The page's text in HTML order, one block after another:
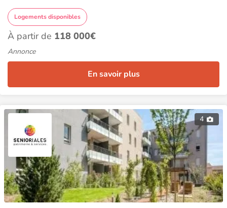
Logements disponibles
À partir de 118 000€
Annonce
En savoir plus
4